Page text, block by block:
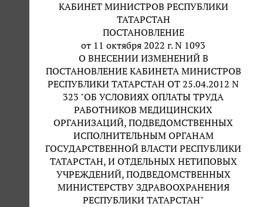
КАБИНЕТ МИНИСТРОВ РЕСПУБЛИКИ
ТАТАРСТАН
ПОСТАНОВЛЕНИЕ
от 11 октября 2022 г. N 1093
О ВНЕСЕНИИ ИЗМЕНЕНИЙ В
ПОСТАНОВЛЕНИЕ КАБИНЕТА МИНИСТРОВ
РЕСПУБЛИКИ ТАТАРСТАН ОТ 25.04.2012 N
323 "ОБ УСЛОВИЯХ ОПЛАТЫ ТРУДА
РАБОТНИКОВ МЕДИЦИНСКИХ
ОРГАНИЗАЦИЙ, ПОДВЕДОМСТВЕННЫХ
ИСПОЛНИТЕЛЬНЫМ ОРГАНАМ
ГОСУДАРСТВЕННОЙ ВЛАСТИ РЕСПУБЛИКИ
ТАТАРСТАН, И ОТДЕЛЬНЫХ НЕТИПОВЫХ
УЧРЕЖДЕНИЙ, ПОДВЕДОМСТВЕННЫХ
МИНИСТЕРСТВУ ЗДРАВООХРАНЕНИЯ
РЕСПУБЛИКИ ТАТАРСТАН"